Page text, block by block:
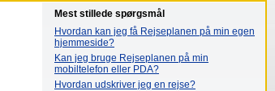
Mest stillede spørgsmål
Hvordan kan jeg få Rejseplanen på min egen
hjemmeside?
Kan jeg bruge Rejseplanen på min
mobiltelefon eller PDA?
Hvordan udskriver jeg en rejse?